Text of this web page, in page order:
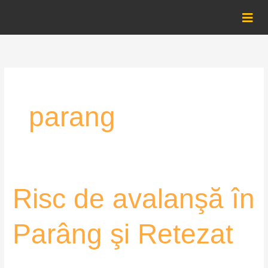
content
parang
Risc de avalanşă în
Parâng şi Retezat
Risc
de
în